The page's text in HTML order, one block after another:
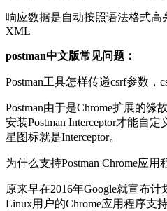
响应数据是自动按照语法格式高
XML
postman中文版常见问题：
Postman工具怎样传递csrf参数，
Postman由于是Chrome扩展的缘
安装Postman Interceptor才能自
星图标就是Interceptor。
为什么支持Postman Chrome应用
原来早在2016年Google就宣布计
Linux用户的Chrome应用程序支